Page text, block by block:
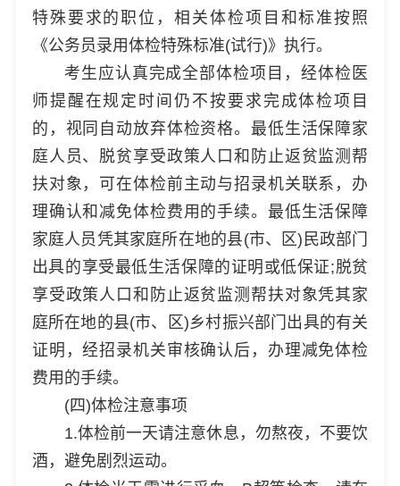
特殊要求的职位，相关体检项目和标准按照
《公务员录用体检特殊标准(试行)》执行。
考生应认真完成全部体检项目，经体检医
师提醒在规定时间仍不按要求完成体检项目
的，视同自动放弃体检资格。最低生活保障家
庭人员、脱贫享受政策人口和防止返贫监测帮
扶对象，可在体检前主动与招录机关联系，办
理确认和减免体检费用的手续。最低生活保障
家庭人员凭其家庭所在地的县(市、区)民政部门
出具的享受最低生活保障的证明或低保证;脱贫
享受政策人口和防止返贫监测帮扶对象凭其家
庭所在地的县(市、区)乡村振兴部门出具的有关
证明，经招录机关审核确认后，办理减免体检
费用的手续。
(四)体检注意事项
1.体检前一天请注意休息，勿熬夜，不要饮
酒，避免剧烈运动。